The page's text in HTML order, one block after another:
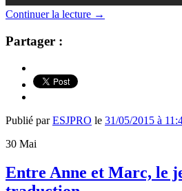
Continuer la lecture →
Partager :
Publié parESJPRO le 31/05/2015 à
30 Mai
Entre Anne et Marc, le